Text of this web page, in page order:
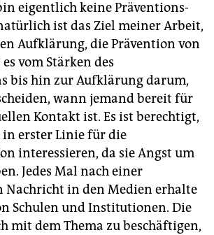
eigentlich keine Präventions-
ist das Ziel meiner Arbeit,
Aufklärung, die Prävention von
vom Stärken des
bis hin zur Aufklärung darum,
wann jemand bereit für
Kontakt ist. Es ist berechtigt,
in erster Linie für die
interessieren, da sie Angst um
Jedes Mal nach einer
Nachricht in den Medien erhalte
Schulen und Institutionen. Die
mit dem Thema zu beschäftigen,